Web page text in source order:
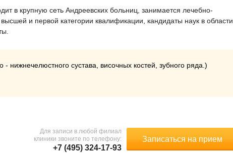
в крупную сеть Андреевских больниц, занимается лечебно-
и первой категории квалификации, кандидаты наук в области
нижнечелюстного сустава, височных костей, зубного ряда.)
Записаться на прием
Для записи в любой филиал
клиники звоните по телефону:
+7 (495) 324-17-93